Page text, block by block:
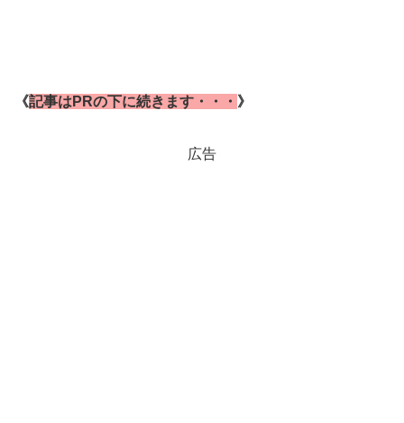
《記事はPRの下に続きます・・・ 》
広告